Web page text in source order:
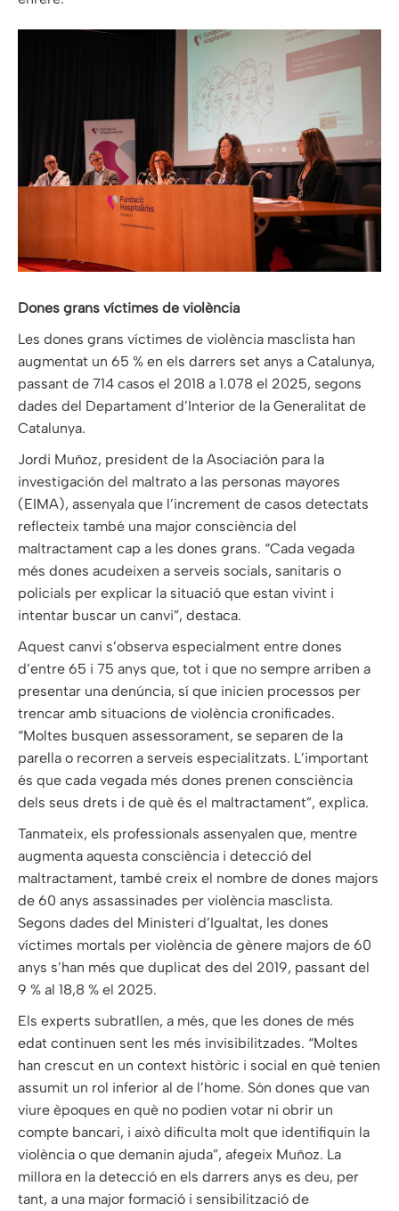
Dones grans víctimes de violència
Les dones grans víctimes de violència masclista han
augmentat un 65 % en els darrers set anys a Catalunya,
passant de 714 casos el 2018 a 1.078 el 2025, segons
dades del Departament d’Interior de la Generalitat de
Catalunya.
Jordi Muñoz, president de la Asociación para la
investigación del maltrato a las personas mayores
(EIMA), assenyala que l’increment de casos detectats
reflecteix també una major consciència del
maltractament cap a les dones grans. “Cada vegada
més dones acudeixen a serveis socials, sanitaris o
policials per explicar la situació que estan vivint i
intentar buscar un canvi”, destaca.
Aquest canvi s’observa especialment entre dones
d’entre 65 i 75 anys que, tot i que no sempre arriben a
presentar una denúncia, sí que inicien processos per
trencar amb situacions de violència cronificades.
“Moltes busquen assessorament, se separen de la
parella o recorren a serveis especialitzats. L’important
és que cada vegada més dones prenen consciència
dels seus drets i de què és el maltractament”, explica.
Tanmateix, els professionals assenyalen que, mentre
augmenta aquesta consciència i detecció del
maltractament, també creix el nombre de dones majors
de 60 anys assassinades per violència masclista.
Segons dades del Ministeri d’Igualtat, les dones
víctimes mortals per violència de gènere majors de 60
anys s’han més que duplicat des del 2019, passant del
9 % al 18,8 % el 2025.
Els experts subratllen, a més, que les dones de més
edat continuen sent les més invisibilitzades. “Moltes
han crescut en un context històric i social en què tenien
assumit un rol inferior al de l’home. Són dones que van
viure èpoques en què no podien votar ni obrir un
compte bancari, i això dificulta molt que identifiquin la
violència o que demanin ajuda”, afegeix Muñoz. La
millora en la detecció en els darrers anys es deu, per
tant, a una major formació i sensibilització de